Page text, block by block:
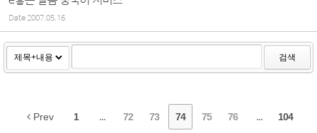
Date2007.05.16
검색
Prev 1 ... 72 73 74 75 76 ... 104